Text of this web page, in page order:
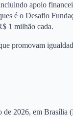
apoio
é o Desafio
1 milhão cada.
promovam
de 2026, em Brasília